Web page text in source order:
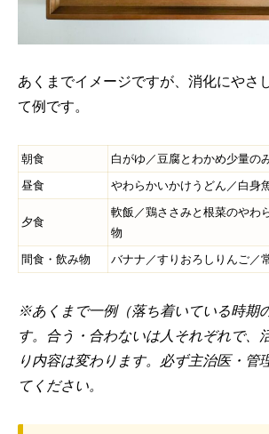
あくまでイメージですが、消化にやさ
て例です。
朝食
白がゆ／豆腐とわかめ少量の
昼食
やわらかいかけうどん／白身
夕食
軟飯／鶏ささみと根菜のやわ
物
間食・飲み物
バナナ／すりおろしりんご／
※あくまで一例（落ち着いている時期
す。合う・合わないは人それぞれで、
り内容は変わります。必ず主治医・管
てください。